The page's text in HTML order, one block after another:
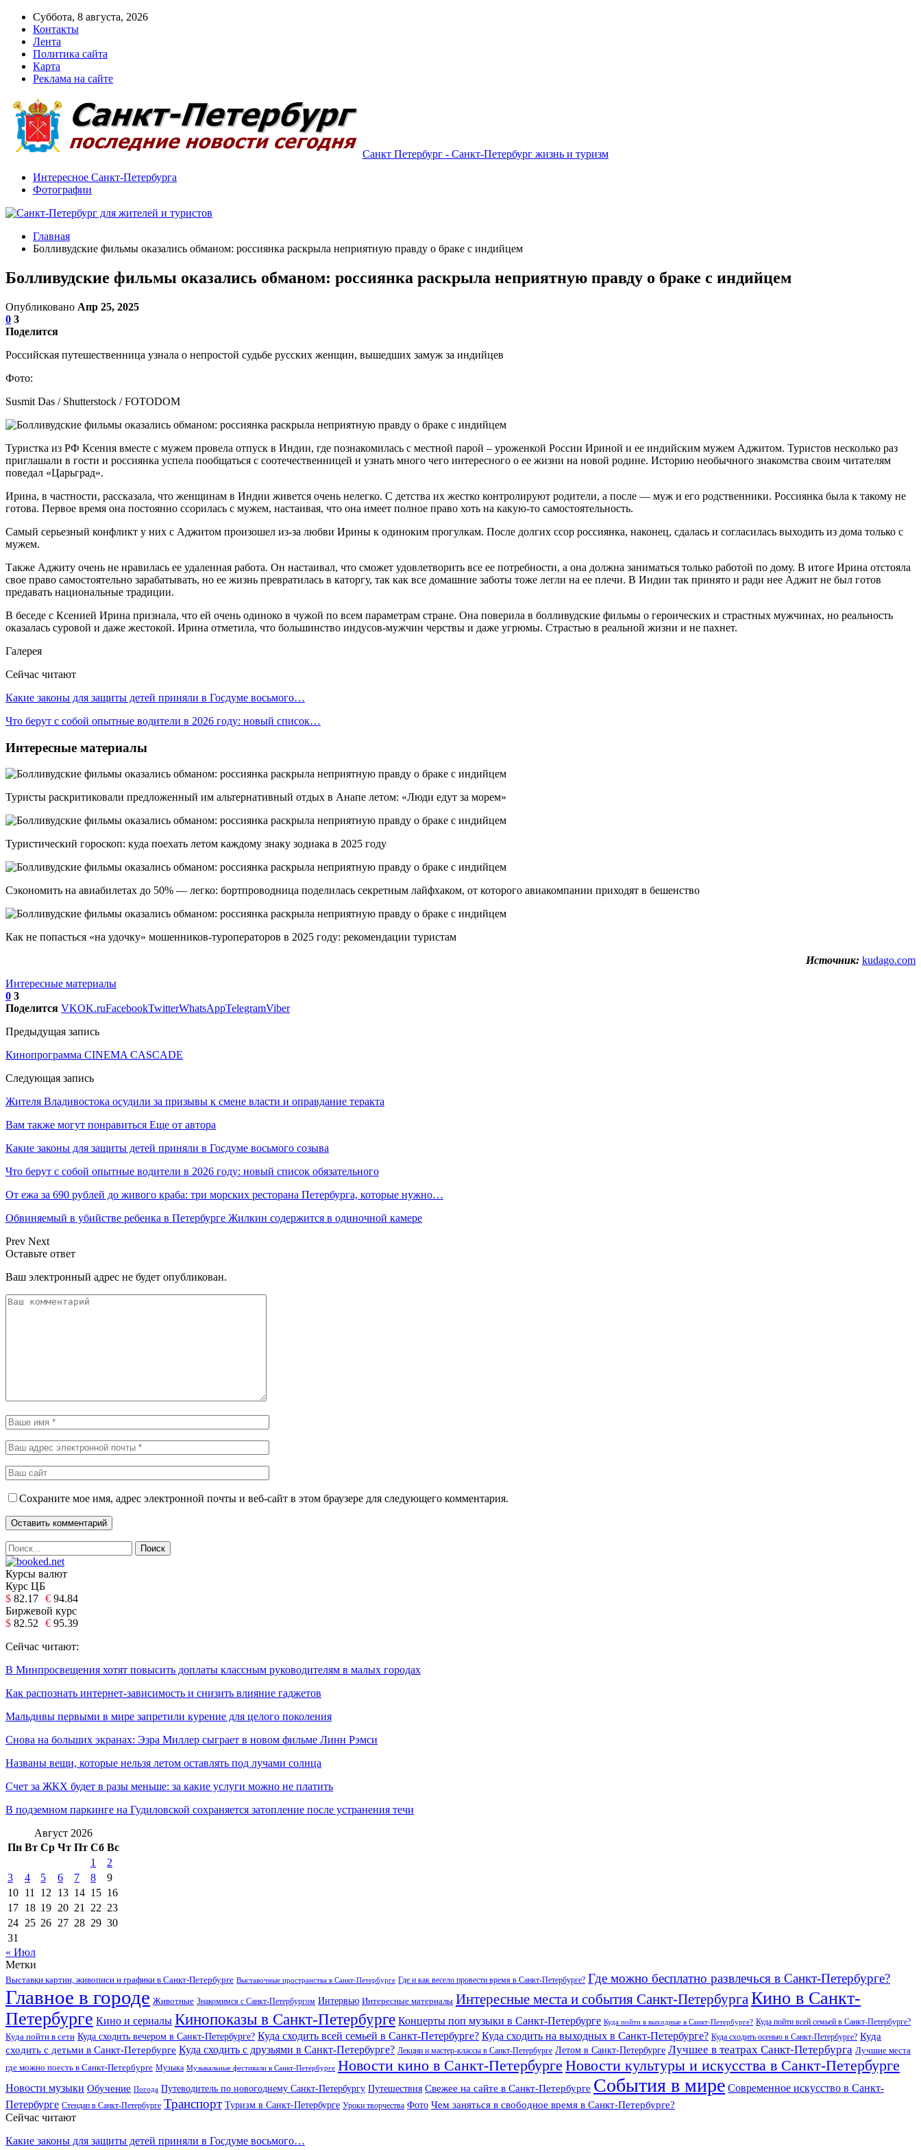
Суббота, 8 августа, 2026
Контакты
Лента
Политика сайта
Карта
Реклама на сайте
Санкт Петербург - Санкт-Петербург жизнь и туризм
Интересное Санкт-Петербурга
Фотографии
Главная
Болливудские фильмы оказались обманом: россиянка раскрыла неприятную правду о браке с индийцем
Болливудские фильмы оказались обманом: россиянка раскрыла неприятную правду о браке с индийцем
Опубликовано Апр 25, 2025
0 3
Поделится
Российская путешественница узнала о непростой судьбе русских женщин, вышедших замуж за индийцев
Фото:
Susmit Das / Shutterstock / FOTODOM
Туристка из РФ Ксения вместе с мужем провела отпуск в Индии, где познакомилась с местной парой – уроженкой России Ириной и ее индийским мужем Аджитом. Туристов несколько раз
приглашали в гости и россиянка успела пообщаться с соотечественницей и узнать много чего интересного о ее жизни на новой родине. Историю необычного знакомства своим читателям
поведал «Царьград».
Ирина, в частности, рассказала, что женщинам в Индии живется очень нелегко. С детства их жестко контролируют родители, а после — муж и его родственники. Россиянка была к такому не
готова. Первое время она постоянно ссорилась с мужем, настаивая, что она имеет полное право хоть на какую-то самостоятельность.
Самый серьезный конфликт у них с Аджитом произошел из-за любви Ирины к одиноким прогулкам. После долгих ссор россиянка, наконец, сдалась и согласилась выходить из дома только с
мужем.
Также Аджиту очень не нравилась ее удаленная работа. Он настаивал, что сможет удовлетворить все ее потребности, а она должна заниматься только работой по дому. В итоге Ирина отстояла
свое право самостоятельно зарабатывать, но ее жизнь превратилась в каторгу, так как все домашние заботы тоже легли на ее плечи. В Индии так принято и ради нее Аджит не был готов
предавать национальные традиции.
В беседе с Ксенией Ирина признала, что ей очень одиноко в чужой по всем параметрам стране. Она поверила в болливудские фильмы о героических и страстных мужчинах, но реальность
оказалась суровой и даже жестокой. Ирина отметила, что большинство индусов-мужчин черствы и даже угрюмы. Страстью в реальной жизни и не пахнет.
Галерея
Сейчас читают
Какие законы для защиты детей приняли в Госдуме восьмого…
Что берут с собой опытные водители в 2026 году: новый список…
Интересные материалы
Туристы раскритиковали предложенный им альтернативный отдых в Анапе летом: «Люди едут за морем»
Туристический гороскоп: куда поехать летом каждому знаку зодиака в 2025 году
Сэкономить на авиабилетах до 50% — легко: бортпроводница поделилась секретным лайфхаком, от которого авиакомпании приходят в бешенство
Как не попасться «на удочку» мошенников-туроператоров в 2025 году: рекомендации туристам
Источник: kudago.com
Интересные материалы
0 3
Поделится VKOK.ruFacebookTwitterWhatsAppTelegramViber
Предыдущая запись
Кинопрограмма CINEMA CASCADE
Следующая запись
Жителя Владивостока осудили за призывы к смене власти и оправдание теракта
Вам также могут понравиться Еще от автора
Какие законы для защиты детей приняли в Госдуме восьмого созыва
Что берут с собой опытные водители в 2026 году: новый список обязательного
От ежа за 690 рублей до живого краба: три морских ресторана Петербурга, которые нужно…
Обвиняемый в убийстве ребенка в Петербурге Жилкин содержится в одиночной камере
Prev Next
Оставьте ответ
Ваш электронный адрес не будет опубликован.
Сохраните мое имя, адрес электронной почты и веб-сайт в этом браузере для следующего комментария.
Курсы валют
Курс ЦБ
$ 82.17 € 94.84
Биржевой курс
$ 82.52 € 95.39
Сейчас читают:
В Минпросвещения хотят повысить доплаты классным руководителям в малых городах
Как распознать интернет-зависимость и снизить влияние гаджетов
Мальдивы первыми в мире запретили курение для целого поколения
Снова на больших экранах: Эзра Миллер сыграет в новом фильме Линн Рэмси
Названы вещи, которые нельзя летом оставлять под лучами солнца
Счет за ЖКХ будет в разы меньше: за какие услуги можно не платить
В подземном паркинге на Гудиловской сохраняется затопление после устранения течи
Август 2026
Пн Вт Ср Чт Пт Сб Вс
1
2
3
4 5 6 7 8
9
10 11 12 13 14 15 16
17 18 19 20 21 22 23
24 25 26 27 28 29 30
31
« Июл
Метки
Выставки картин, живописи и графики в Санкт-Петербурге Выставочные пространства в Санкт-Петербурге Где и как весело провести время в Санкт-Петербурге? Где можно бесплатно развлечься в Санкт-Петербурге?
Главное в городе Животные Знакомимся с Санкт-Петербургом Интервью Интересные материалы Интересные места и события Санкт-Петербурга Кино в Санкт-
Петербурге Кино и сериалы Кинопоказы в Санкт-Петербурге Концерты поп музыки в Санкт-Петербурге Куда пойти в выходные в Санкт-Петербурге? Куда пойти всей семьей в Санкт-Петербурге?
Куда пойти в сети Куда сходить вечером в Санкт-Петербурге? Куда сходить всей семьей в Санкт-Петербурге? Куда сходить на выходных в Санкт-Петербурге? Куда сходить осенью в Санкт-Петербурге? Куда
сходить с детьми в Санкт-Петербурге Куда сходить с друзьями в Санкт-Петербурге? Лекции и мастер-классы в Санкт-Петербурге Летом в Санкт-Петербурге Лучшее в театрах Санкт-Петербурга Лучшие места
где можно поесть в Санкт-Петербурге Музыка Музыкальные фестивали в Санкт-Петербурге Новости кино в Санкт-Петербурге Новости культуры и искусства в Санкт-Петербурге
Новости музыки Обучение Погода Путеводитель по новогоднему Санкт-Петербургу Путешествия Свежее на сайте в Санкт-Петербурге События в мире Современное искусство в Санкт-
Петербурге Стендап в Санкт-Петербурге Транспорт Туризм в Санкт-Петербурге Уроки творчества Фото Чем заняться в свободное время в Санкт-Петербурге?
Сейчас читают
Какие законы для защиты детей приняли в Госдуме восьмого…